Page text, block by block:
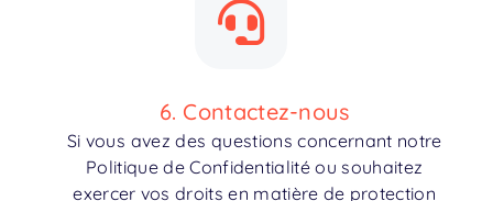
6. Contactez-nous
Si vous avez des questions concernant notre
Politique de Confidentialité ou souhaitez
exercer vos droits en matière de protection